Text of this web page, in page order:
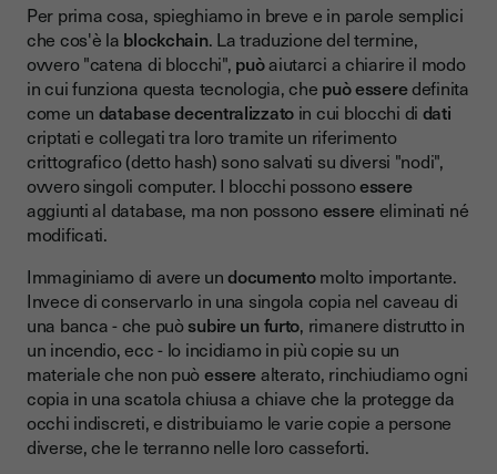
Per prima cosa, spieghiamo in breve e in parole semplici
che cos'è la blockchain. La traduzione del termine,
ovvero "catena di blocchi", puòaiutarci a chiarire il modo
in cui funziona questa tecnologia, che può esseredefinita
come un database decentralizzato in cui blocchi di dati
criptati e collegati tra loro tramite un riferimento
crittografico (detto hash) sono salvati su diversi "nodi",
ovvero singoli computer. I blocchi possonoessere
aggiunti al database, ma non possonoessereeliminati né
modificati.
Immaginiamo di avere undocumentomolto importante.
Invece di conservarlo in una singola copia nel caveau di
una banca - che puòsubire un furto, rimanere distrutto in
un incendio, ecc - lo incidiamo in più copie su un
materiale che non puòesserealterato, rinchiudiamo ogni
copia in una scatola chiusa a chiave che la protegge da
occhi indiscreti, e distribuiamo le varie copie a persone
diverse, che le terranno nelle loro casseforti.